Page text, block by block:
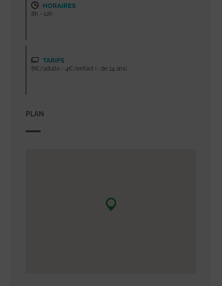
HORAIRES
8h - 12h
TARIFS
8€/adulte - 4€/enfant (- de 14 ans)
PLAN